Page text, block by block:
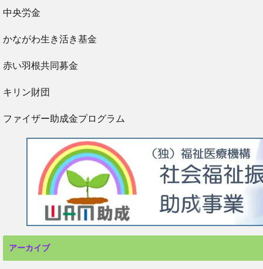
中央労金
かながわ生き活き基金
赤い羽根共同募金
キリン財団
ファイザー助成金プログラム
アーカイブ